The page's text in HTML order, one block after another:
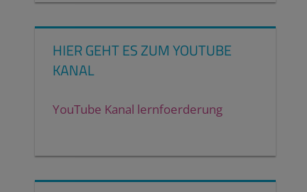
HIER GEHT ES ZUM YOUTUBE
KANAL
YouTube Kanal lernfoerderung